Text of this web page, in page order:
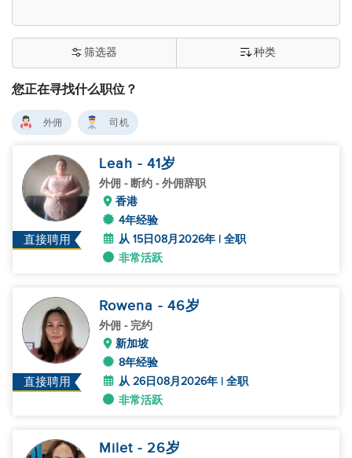
您正在寻找什么职位？
筛选器 种类
外佣 司机
直接聘用
Leah - 41岁
外佣 - 断约 - 外佣辞职
香港
4年经验
从 15日08月2026年 | 全职
非常活跃
直接聘用
Rowena - 46岁
外佣 - 完约
新加坡
8年经验
从 26日08月2026年 | 全职
非常活跃
Milet - 26岁